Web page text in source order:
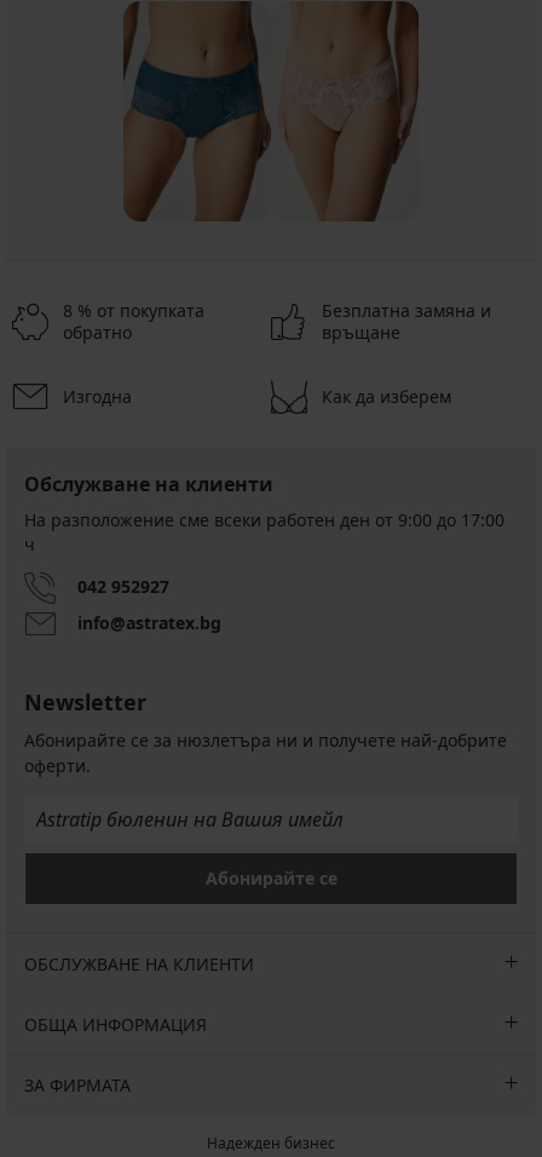
8 % от покупката
обратно
Безплатна замяна и
връщане
Изгодна Как да изберем
Обслужване на клиенти
На разположение сме всеки работен ден от 9:00 до 17:00
ч
042 952927
info@astratex.bg
Newsletter
Абонирайте се за нюзлетъра ни и получете най-добрите
оферти.
Абонирайте се
ОБСЛУЖВАНЕ НА КЛИЕНТИ
ОБЩА ИНФОРМАЦИЯ
ЗА ФИРМАТА
Надежден бизнес